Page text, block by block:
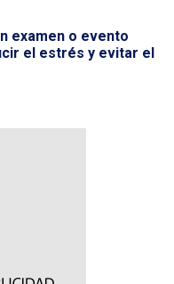
examen o evento
el estrés y evitar el